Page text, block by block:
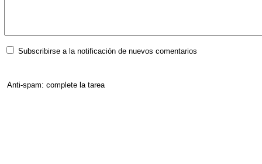
Subscribirse a la notificación de nuevos comentarios
Anti-spam: complete la tarea